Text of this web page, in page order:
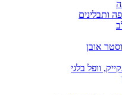
ותבלינים
אובן
וופל בלגי